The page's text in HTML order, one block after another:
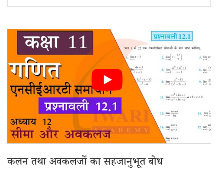
कलन तथा अवकलजों का सहजानुभूत बोध